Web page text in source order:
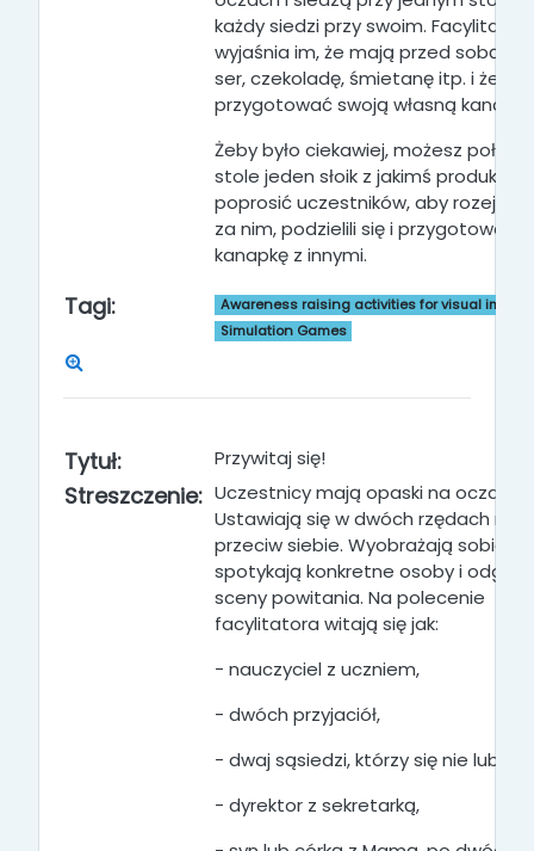
każdy siedzi przy swoim. Facylitator
wyjaśnia im, że mają przed sobą
ser, czekoladę, śmietanę itp. i że
przygotować swoją własną kanapkę
Żeby było ciekawiej, możesz
stole jeden słoik z jakimś
poprosić uczestników, aby rozejrzeli
za nim, podzielili się i przygotowali
kanapkę z innymi.
Tagi:
Awareness raising activities for visual
Simulation Games
Tytuł: Przywitaj się!
Streszczenie: Uczestnicy mają opaski na oczach.
Ustawiają się w dwóch rzędach na
przeciw siebie. Wyobrażają sobie, że
spotykają konkretne osoby i
sceny powitania. Na polecenie
facylitatora witają się jak:
- nauczyciel z uczniem,
- dwóch przyjaciół,
- dwaj sąsiedzi, którzy się nie lubią,
- dyrektor z sekretarką,